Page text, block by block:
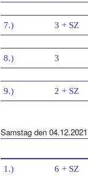
7.) 3 + SZ
8.) 3
9.) 2 + SZ
Samstag den 04.12.2021
1.) 6 + SZ